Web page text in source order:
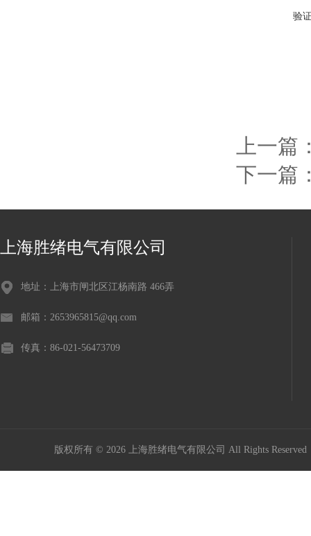
验
上一篇
下一篇
上海胜绪电气有限公司
地址：上海市闸北区江杨南路 466弄
邮箱：2653965815@qq.com
传真：86-021-56473709
版权所有 © 2026 上海胜绪电气有限公司 All Rights